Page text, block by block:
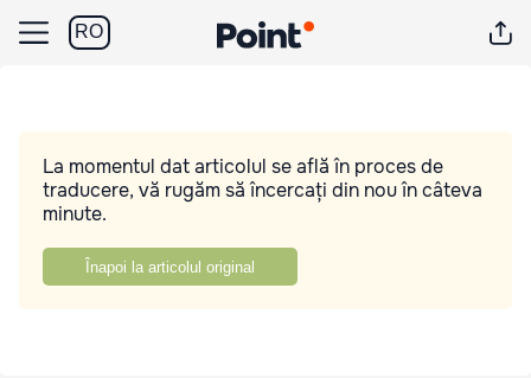
RO
La momentul dat articolul se află în proces de
traducere, vă rugăm să încercați din nou în câteva
minute.
Înapoi la articolul original